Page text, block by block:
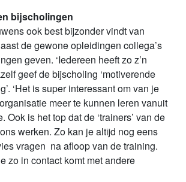
bijscholingen
ook best bijzonder vindt van
de gewone opleidingen collega’s
geven. ‘Iedereen heeft zo z’n
geef de bijscholing ‘motiverende
‘Het is super interessant om van je
meer te kunnen leren vanuit
Ook is het top dat de ‘trainers’ van de
werken. Zo kan je altijd nog eens
vragen na afloop van de training.
zo in contact komt met andere